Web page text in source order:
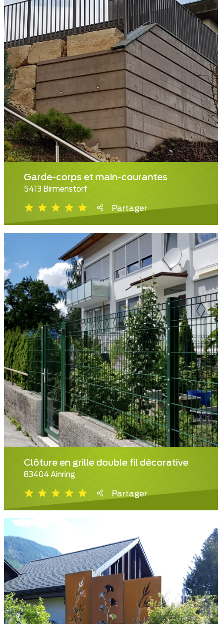
Garde-corps et main-courantes
5413 Birmenstorf
Partager
Clôture en grille double fil décorative
83404 Ainring
Partager